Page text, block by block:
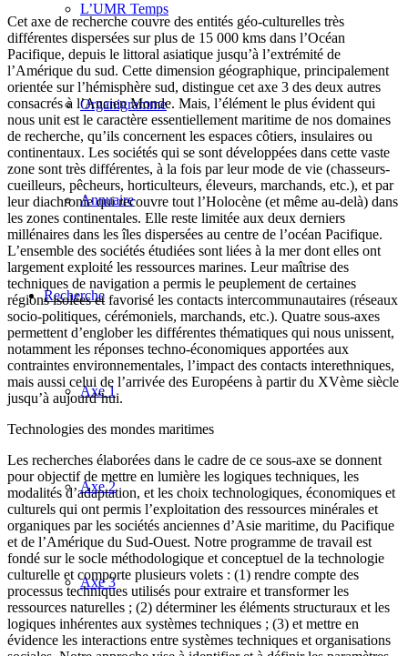
L’UMR Temps
Organigramme
Annuaire
Recherche
Axe 1
Axe 2
Axe 3
Cet axe de recherche couvre des entités géo-culturelles très
différentes dispersées sur plus de 15 000 kms dans l’Océan
Pacifique, depuis le littoral asiatique jusqu’à l’extrémité de
l’Amérique du sud. Cette dimension géographique, principalement
orientée sur l’hémisphère sud, distingue cet axe 3 des deux autres
consacrés à l’Ancien Monde. Mais, l’élément le plus évident qui
nous unit est le caractère essentiellement maritime de nos domaines
de recherche, qu’ils concernent les espaces côtiers, insulaires ou
continentaux. Les sociétés qui se sont développées dans cette vaste
zone sont très différentes, à la fois par leur mode de vie (chasseurs-
cueilleurs, pêcheurs, horticulteurs, éleveurs, marchands, etc.), et par
leur diachronie qui recouvre tout l’Holocène (et même au-delà) dans
les zones continentales. Elle reste limitée aux deux derniers
millénaires dans les îles dispersées au centre de l’océan Pacifique.
L’ensemble des sociétés étudiées sont liées à la mer dont elles ont
largement exploité les ressources marines. Leur maîtrise des
techniques de navigation a permis le peuplement de certaines
régions isolées et favorisé les contacts intercommunautaires (réseaux
socio-politiques, cérémoniels, marchands, etc.). Quatre sous-axes
permettent d’englober les différentes thématiques qui nous unissent,
notamment les réponses techno-économiques apportées aux
contraintes environnementales, l’impact des contacts interethniques,
mais aussi celui de l’arrivée des Européens à partir du XVème siècle
jusqu’à aujourd’hui.
Technologies des mondes maritimes
Les recherches élaborées dans le cadre de ce sous-axe se donnent
pour objectif de mettre en lumière les logiques techniques, les
modalités d’adaptation, et les choix technologiques, économiques et
culturels qui ont permis l’exploitation des ressources minérales et
organiques par les sociétés anciennes d’Asie maritime, du Pacifique
et de l’Amérique du Sud-Ouest. Notre programme de travail est
fondé sur le socle méthodologique et conceptuel de la technologie
culturelle et comporte plusieurs volets : (1) rendre compte des
processus techniques utilisés pour extraire et transformer les
ressources naturelles ; (2) déterminer les éléments structuraux et les
logiques inhérentes aux systèmes techniques ; (3) et mettre en
évidence les interactions entre systèmes techniques et organisations